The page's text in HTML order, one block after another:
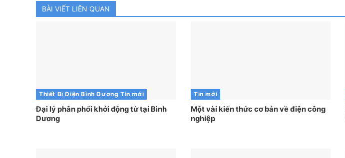
BÀI VIẾT LIÊN QUAN
Thiết Bị Điện Bình Dương Tin mới
Đại lý phân phối khởi động từ tại Bình
Dương
Tin mới
Một vài kiến thức cơ bản về điện công
nghiệp